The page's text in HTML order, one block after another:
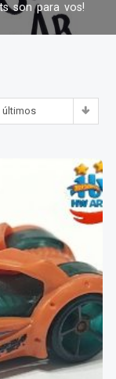
son para vos!